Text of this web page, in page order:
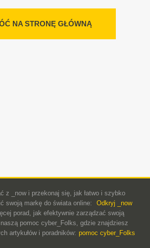
NA STRONĘ GŁÓWNĄ
z _now i przekonaj się, jak łatwo i szybko
swoją markę do świata online:
Odkryj _now
porad, jak efektywnie zarządzać swoją
pomoc cyber_Folks, gdzie znajdziesz
artykułów i poradników: pomoc cyber_Folks